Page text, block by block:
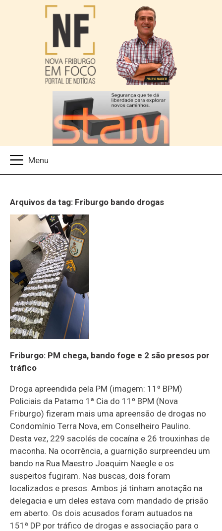
Arquivos da tag: Friburgo bando drogas
Friburgo: PM chega, bando foge e 2 são presos por
tráfico
Droga apreendida pela PM (imagem: 11º BPM)
Policiais da Patamo 1ª Cia do 11º BPM (Nova
Friburgo) fizeram mais uma apreensão de drogas no
Condomínio Terra Nova, em Conselheiro Paulino.
Desta vez, 229 sacolés de cocaína e 26 trouxinhas de
maconha. Na ocorrência, a guarnição surpreendeu um
bando na Rua Maestro Joaquim Naegle e os
suspeitos fugiram. Nas buscas, dois foram
localizados e presos. Ambos já tinham anotação na
delegacia e um deles estava com mandado de prisão
em aberto. Os dois acusados foram autuados na
151ª DP por tráfico de drogas e associação para o